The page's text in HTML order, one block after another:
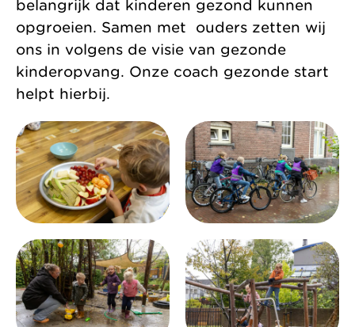
belangrijk dat kinderen gezond kunnen
opgroeien. Samen met ouders zetten wij
ons in volgens de visie van gezonde
kinderopvang. Onze coach gezonde start
helpt hierbij.